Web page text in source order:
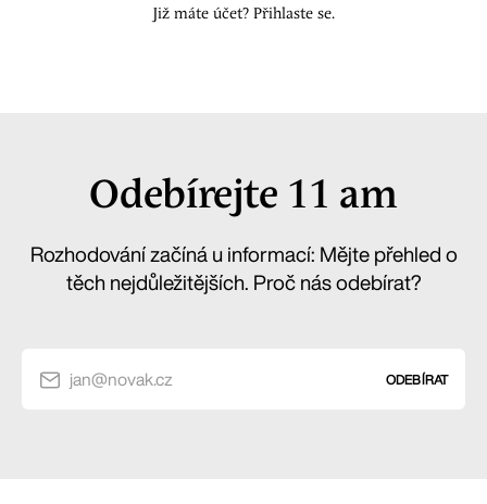
Již máte účet? Přihlaste se.
Odebírejte 11 am
Rozhodování začíná u informací: Mějte přehled o
těch nejdůležitějších. Proč nás odebírat?
jan@novak.cz ODEBÍRAT